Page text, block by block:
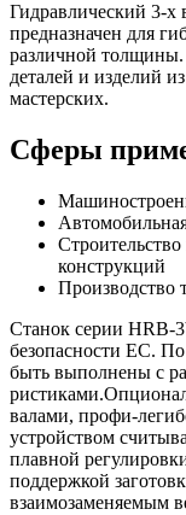
Гидравлический 3-х
предназначен для
различной толщины.
деталей и изделий
мастерских.
Сферы
конструкций
Производство
Станок серии HRB-
безопасности EC.
быть выполнены с
валами, профи-
устройством
плавной
поддержкой
взаимозаменяемым